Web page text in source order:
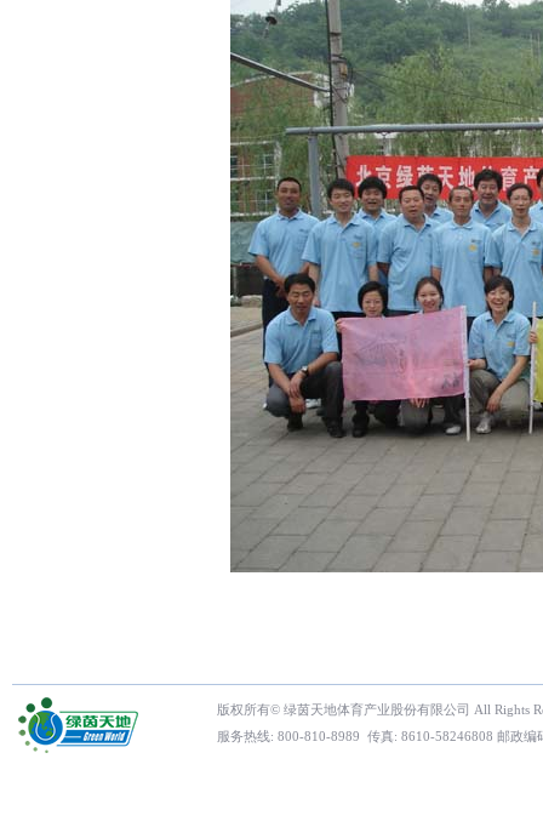
版权所有© 绿茵天地体育产业股份有限公司 All Rights
服务热线: 800-810-8989 传真: 8610-58246808 邮政